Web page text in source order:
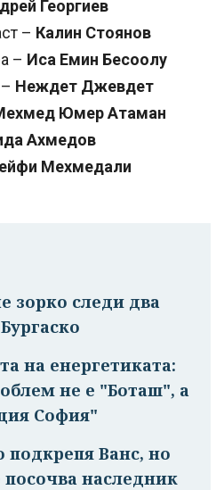
Георгиев
– Калин Стоянов
– Иса Емин Бесоолу
Неждет Джевдет
Юмер Атаман
Ахмедов
Мехмедали
зорко следи два
на енергетиката:
не е "Боташ", а
София"
Ванс, но
наследник